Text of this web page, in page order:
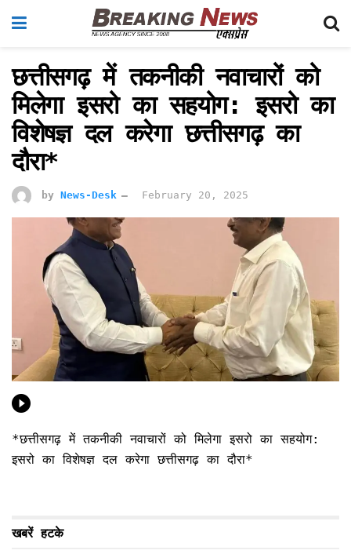
छत्तीसगढ़ में तकनीकी नवाचारों को
मिलेगा इसरो का सहयोग: इसरो का
विशेषज्ञ दल करेगा छत्तीसगढ़ का
दौरा*
by News-Desk February 20, 2025
*छत्तीसगढ़ में तकनीकी नवाचारों को मिलेगा इसरो का सहयोग:
इसरो का विशेषज्ञ दल करेगा छत्तीसगढ़ का दौरा*
खबरें हटके